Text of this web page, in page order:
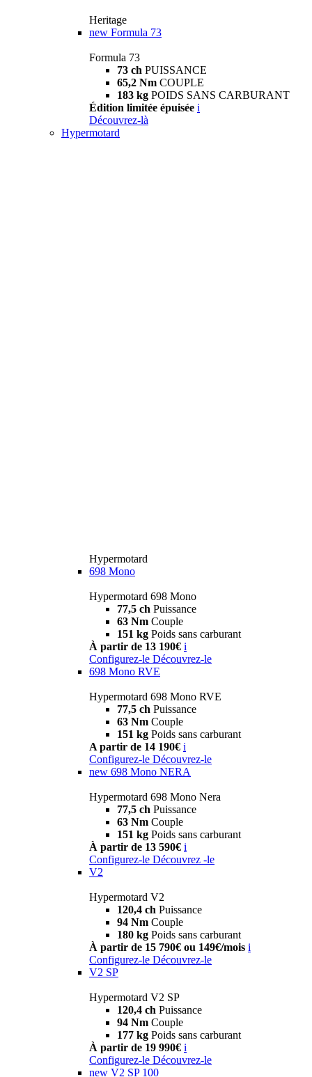
Heritage
new Formula 73
Formula 73
73 ch PUISSANCE
65,2 Nm COUPLE
183 kg POIDS SANS CARBURANT
Édition limitée épuisée i
Découvrez-là
Hypermotard
Hypermotard
698 Mono
Hypermotard 698 Mono
77,5 ch Puissance
63 Nm Couple
151 kg Poids sans carburant
À partir de 13 190€ i
Configurez-le Découvrez-le
698 Mono RVE
Hypermotard 698 Mono RVE
77,5 ch Puissance
63 Nm Couple
151 kg Poids sans carburant
A partir de 14 190€ i
Configurez-le Découvrez-le
new 698 Mono NERA
Hypermotard 698 Mono Nera
77,5 ch Puissance
63 Nm Couple
151 kg Poids sans carburant
À partir de 13 590€ i
Configurez-le Découvrez -le
V2
Hypermotard V2
120,4 ch Puissance
94 Nm Couple
180 kg Poids sans carburant
À partir de 15 790€ ou 149€/mois i
Configurez-le Découvrez-le
V2 SP
Hypermotard V2 SP
120,4 ch Puissance
94 Nm Couple
177 kg Poids sans carburant
À partir de 19 990€ i
Configurez-le Découvrez-le
new V2 SP 100